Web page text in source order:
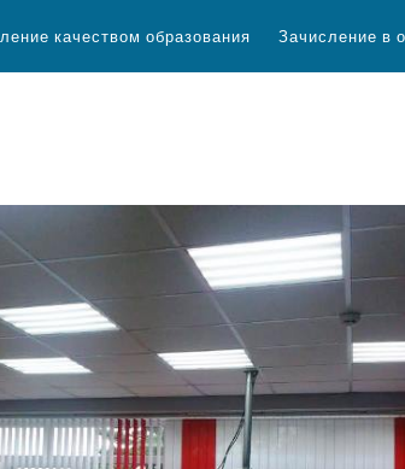
качеством образования Зачисление в